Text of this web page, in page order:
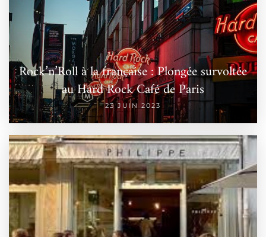
Rock’n’Roll à la française : Plongée survoltée
au Hard Rock Café de Paris
23 JUIN 2023